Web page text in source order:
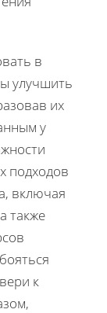
в
улучшить
их
у
подходов
включая
также
к